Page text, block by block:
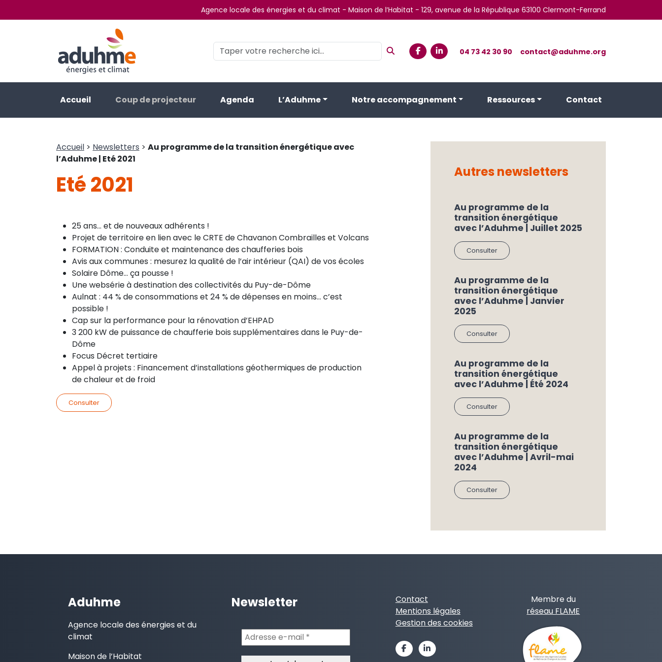
Agence locale des énergies et du climat - Maison de l’Habitat - 129, avenue de la République 63100 Clermont-Ferrand
04 73 42 30 90 contact@aduhme.org
Accueil Coup de projecteur Agenda L’Aduhme Notre accompagnement Ressources Contact
Accueil > Newsletters > Au programme de la transition énergétique avec
l’Aduhme | Eté 2021
Eté 2021
25 ans… et de nouveaux adhérents !
Projet de territoire en lien avec le CRTE de Chavanon Combrailles et Volcans
FORMATION : Conduite et maintenance des chaufferies bois
Avis aux communes : mesurez la qualité de l’air intérieur (QAI) de vos écoles
Solaire Dôme… ça pousse !
Une websérie à destination des collectivités du Puy-de-Dôme
Aulnat : 44 % de consommations et 24 % de dépenses en moins… c’est
possible !
Cap sur la performance pour la rénovation d’EHPAD
3 200 kW de puissance de chaufferie bois supplémentaires dans le Puy-de-
Dôme
Focus Décret tertiaire
Appel à projets : Financement d’installations géothermiques de production
de chaleur et de froid
Consulter
Autres newsletters
Au programme de la
transition énergétique
avec l’Aduhme | Juillet 2025
Consulter
Au programme de la
transition énergétique
avec l’Aduhme | Janvier
2025
Consulter
Au programme de la
transition énergétique
avec l’Aduhme | Été 2024
Consulter
Au programme de la
transition énergétique
avec l’Aduhme | Avril-mai
2024
Consulter
Aduhme
Agence locale des énergies et du
climat
Maison de l’Habitat
Newsletter
Adresse
e-
mail
Contact
Mentions légales
Gestion des cookies
Membre du
réseau FLAME